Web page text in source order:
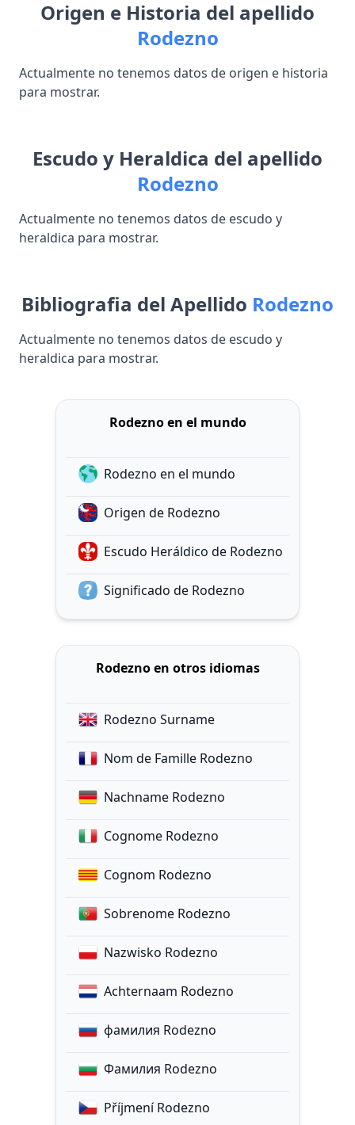
Origen e Historia del apellido
Rodezno
Actualmente no tenemos datos de origen e historia
para mostrar.
Escudo y Heraldica del apellido
Rodezno
Actualmente no tenemos datos de escudo y
heraldica para mostrar.
Bibliografia del Apellido Rodezno
Actualmente no tenemos datos de escudo y
heraldica para mostrar.
Rodezno en el mundo
Rodezno en el mundo
Origen de Rodezno
Escudo Heráldico de Rodezno
Significado de Rodezno
Rodezno en otros idiomas
Rodezno Surname
Nom de Famille Rodezno
Nachname Rodezno
Cognome Rodezno
Cognom Rodezno
Sobrenome Rodezno
Nazwisko Rodezno
Achternaam Rodezno
фамилия Rodezno
Фамилия Rodezno
Příjmení Rodezno